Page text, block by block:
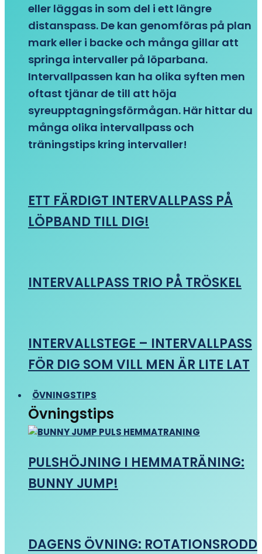
eller läggas in som del i ett längre
distanspass. De kan genomföras på plan
mark eller i backe och många gillar att
springa intervaller på löparbana.
Intervallpassen kan ha olika syften men
oftast tjänar de till att höja
syreupptagningsförmågan. Här hittar du
många olika intervallpass och
träningstips kring intervaller!
ETT FÄRDIGT INTERVALLPASS PÅ
LÖPBAND TILL DIG!
INTERVALLPASS TRIO PÅ TRÖSKEL
INTERVALLSTEGE – INTERVALLPASS
FÖR DIG SOM VILL MEN ÄR LITE LAT
ÖVNINGSTIPS
Övningstips
PULSHÖJNING I HEMMATRÄNING:
BUNNY JUMP!
DAGENS ÖVNING: ROTATIONSRODD